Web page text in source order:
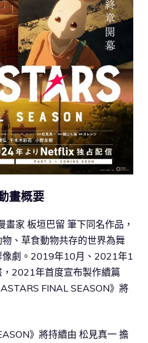
畫概要
畫家 板垣巴留 筆下同名作品，
、草食動物共存的世界為舞
像劇。2019年10月、2021年1
2021年首度宣布製作續篇
FINAL SEASON》將
》將持續由 松見真一 擔